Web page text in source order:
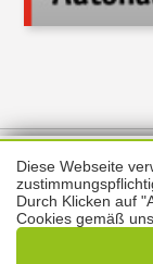
Kontakt
Diese Webseite
Durch Klicken auf
Cookies gemäß